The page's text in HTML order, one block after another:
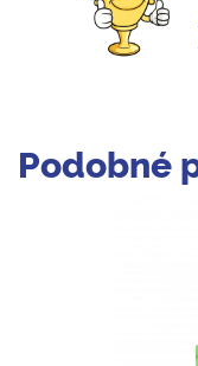
Podobné